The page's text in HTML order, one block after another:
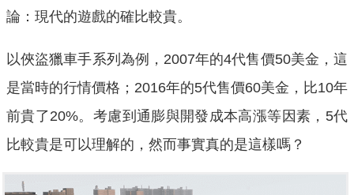
論：現代的遊戲的確比較貴。
以俠盜獵車手系列為例，2007年的4代售價50美金，這
是當時的行情價格；2016年的5代售價60美金，比10年
前貴了20%。考慮到通膨與開發成本高漲等因素，5代
比較貴是可以理解的，然而事實真的是這樣嗎？